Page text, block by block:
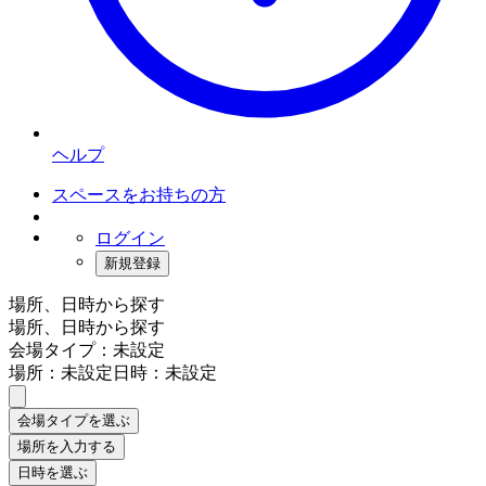
ヘルプ
スペースをお持ちの方
ログイン
新規登録
場所、日時から探す
場所、日時から探す
会場タイプ：未設定
場所：未設定日時：未設定
会場タイプを選ぶ
場所を入力する
日時を選ぶ